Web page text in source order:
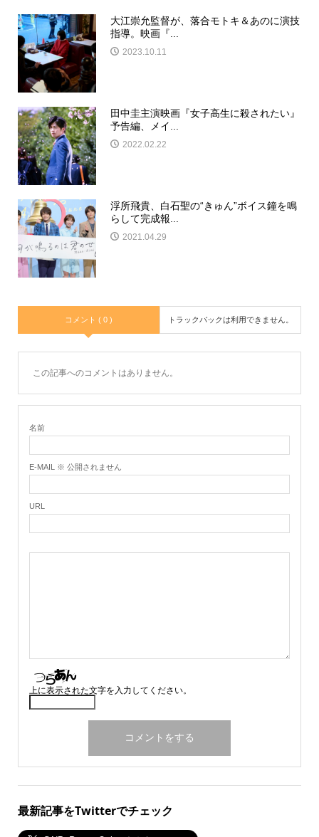
大江崇允監督が、落合モトキ＆あのに演技
指導。映画『...
2023.10.11
田中圭主演映画『女子高生に殺されたい』
予告編、メイ...
2022.02.22
浮所飛貴、白石聖の“きゅん”ボイス鐘を鳴
らして完成報...
2021.04.29
コメント ( 0 ) トラックバックは利用できません。
この記事へのコメントはありません。
名前
E-MAIL ※ 公開されません
URL
上に表示された文字を入力してください。
最新記事をTwitterでチェック